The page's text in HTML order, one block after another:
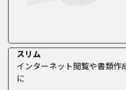
スリム
インターネット閲覧や書類作
に